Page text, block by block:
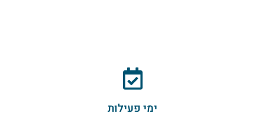
ימי פעילות